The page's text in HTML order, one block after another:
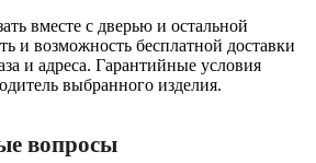
вместе с дверью и остальной
и возможность бесплатной доставки
и адреса. Гарантийные условия
выбранного изделия.
вопросы